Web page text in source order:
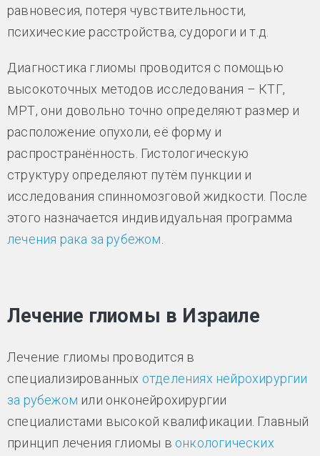
равновесия, потеря чувствительности,
психические расстройства, судороги и т.д.
Диагностика глиомы проводится с помощью
высокоточных методов исследования – КТГ,
МРТ, они довольно точно определяют размер и
расположение опухоли, её форму и
распространённость. Гистологическую
структуру определяют путём пункции и
исследования спинномозговой жидкости. После
этого назначается индивидуальная программа
лечения рака за рубежом
Лечение глиомы в Израиле
Лечение глиомы проводится в
специализированных отделениях нейрохирургии
за рубежом или онконейрохирургии
специалистами высокой квалификации. Главный
принцип лечения глиомы в онкологических